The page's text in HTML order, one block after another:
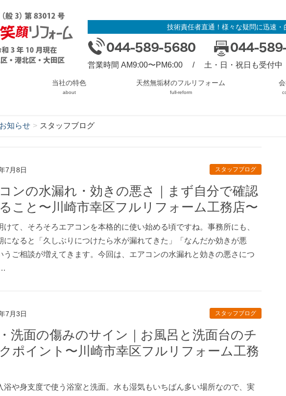
技術責任者直通！様々な疑問に迅速・
営業時間 AM9:00〜PM6:00 / 土・日・祝日も受付中
当社の特色
about
天然無垢材のフルリフォーム
full-reform
知らせ スタッフブログ
7月8日 スタッフブログ
こと〜川崎市幸区フルリフォーム工務店〜
けて、そろそろエアコンを本格的に使い始める頃ですね。事務所にも、
になると「久しぶりにつけたら水が漏れてきた」「なんだか効きが悪
うご相談が増えてきます。今回は、エアコンの水漏れと効きの悪さにつ
7月3日 スタッフブログ
ポイント〜川崎市幸区フルリフォーム工務
浴や身支度で使う浴室と洗面。水も湿気もいちばん多い場所なので、実